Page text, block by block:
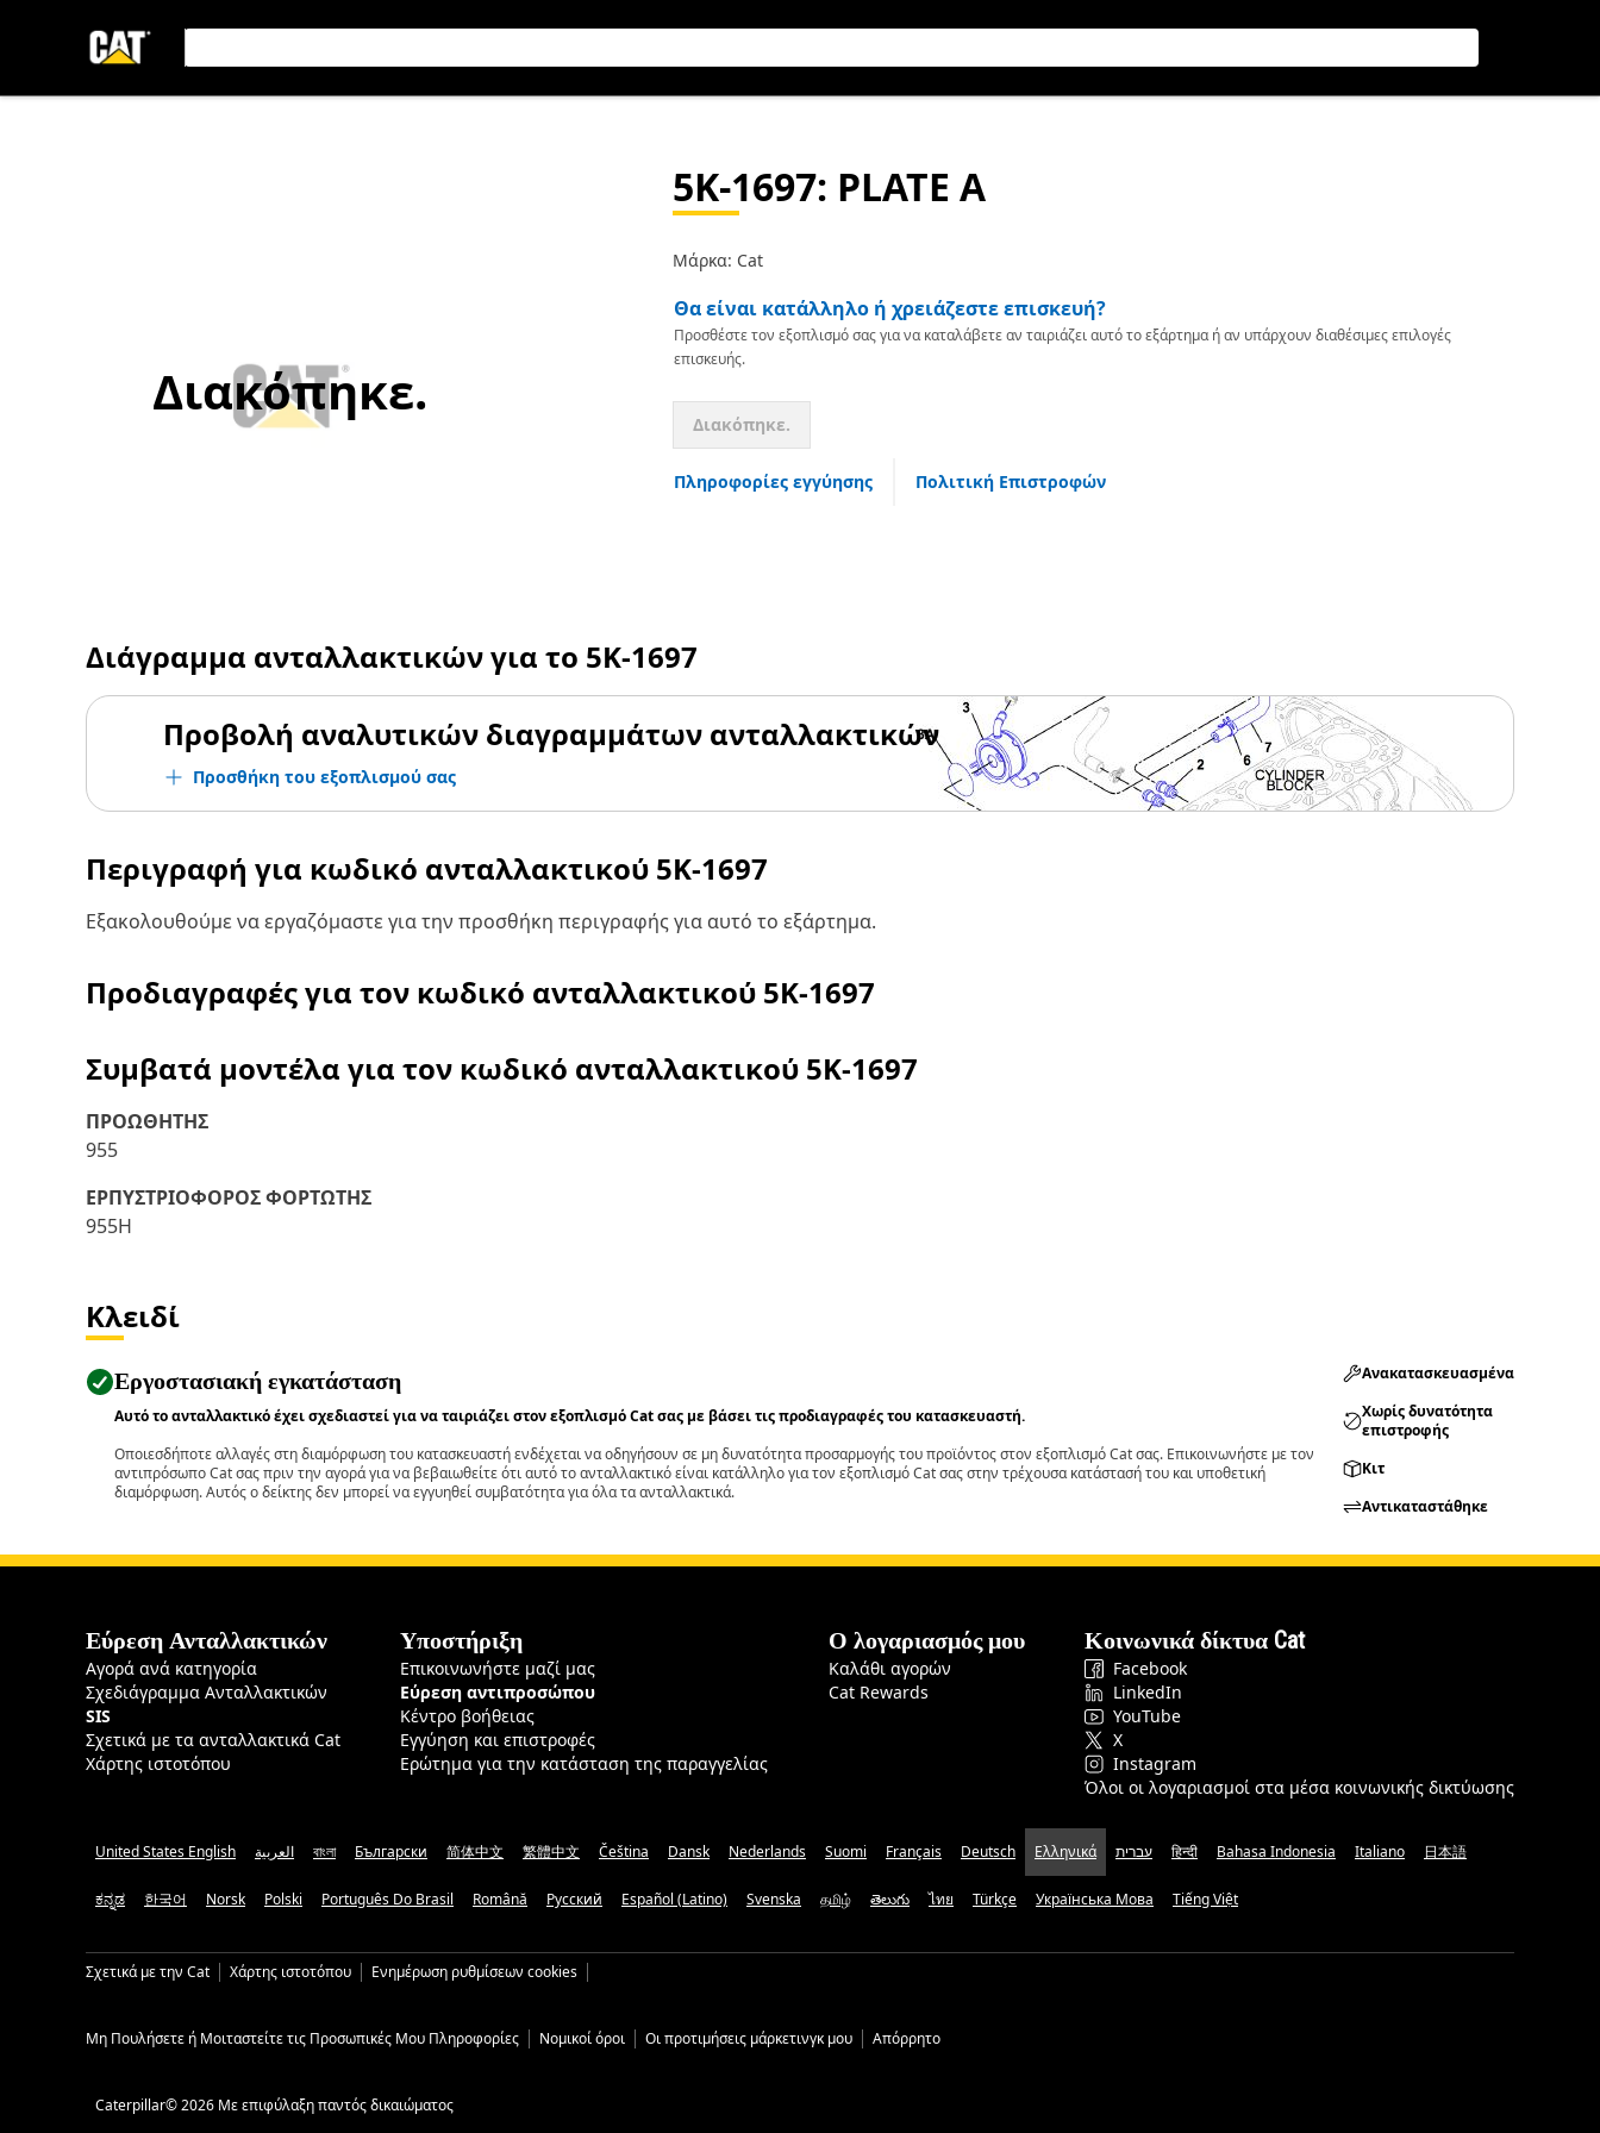
Διακόπηκε.
5K-1697: PLATE A
Μάρκα: Cat
Θα είναι κατάλληλο ή χρειάζεστε επισκευή?
Προσθέστε τον εξοπλισμό σας για να καταλάβετε αν ταιριάζει αυτό το εξάρτημα ή αν υπάρχουν διαθέσιμες επιλογές
επισκευής.
Διακόπηκε.
Πληροφορίες εγγύησης Πολιτική Επιστροφών
Διάγραμμα ανταλλακτικών για το 5K-1697
Προβολή αναλυτικών διαγραμμάτων ανταλλακτικών
Προσθήκη του εξοπλισμού σας
Περιγραφή για κωδικό ανταλλακτικού 5K-1697
Εξακολουθούμε να εργαζόμαστε για την προσθήκη περιγραφής για αυτό το εξάρτημα.
Προδιαγραφές για τον κωδικό ανταλλακτικού 5K-1697
Συμβατά μοντέλα για τον κωδικό ανταλλακτικού 5K-1697
ΠΡΟΩΘΗΤΗΣ
955
ΕΡΠΥΣΤΡΙΟΦΟΡΟΣ ΦΟΡΤΩΤΗΣ
955H
Κλειδί
Εργοστασιακή εγκατάσταση
Αυτό το ανταλλακτικό έχει σχεδιαστεί για να ταιριάζει στον εξοπλισμό Cat σας με βάσει τις προδιαγραφές του κατασκευαστή.
Οποιεσδήποτε αλλαγές στη διαμόρφωση του κατασκευαστή ενδέχεται να οδηγήσουν σε μη δυνατότητα προσαρμογής του προϊόντος στον εξοπλισμό Cat σας. Επικοινωνήστε με τον
αντιπρόσωπο Cat σας πριν την αγορά για να βεβαιωθείτε ότι αυτό το ανταλλακτικό είναι κατάλληλο για τον εξοπλισμό Cat σας στην τρέχουσα κατάστασή του και υποθετική
διαμόρφωση. Αυτός ο δείκτης δεν μπορεί να εγγυηθεί συμβατότητα για όλα τα ανταλλακτικά.
Ανακατασκευασμένα
Χωρίς δυνατότητα
επιστροφής
Κιτ
Αντικαταστάθηκε
Εύρεση Ανταλλακτικών
Αγορά ανά κατηγορία
Σχεδιάγραμμα Ανταλλακτικών
SIS
Σχετικά με τα ανταλλακτικά Cat
Χάρτης ιστοτόπου
Υποστήριξη
Επικοινωνήστε μαζί μας
Εύρεση αντιπροσώπου
Κέντρο βοήθειας
Εγγύηση και επιστροφές
Ερώτημα για την κατάσταση της παραγγελίας
Ο λογαριασμός μου
Καλάθι αγορών
Cat Rewards
Κοινωνικά δίκτυα Cat
Facebook
LinkedIn
YouTube
X
Instagram
Όλοι οι λογαριασμοί στα μέσα κοινωνικής δικτύωσης
United States English العربية বাংলা Български 简体中文 繁體中文 Čeština Dansk Nederlands Suomi Français Deutsch Ελληνικά עברית हिन्दी Bahasa Indonesia Italiano 日本語
ಕನ್ನಡ 한국어 Norsk Polski Português Do Brasil Română Русский Español (Latino) Svenska தமிழ் తెలుగు ไทย Türkçe Українська Мова Tiếng Việt
Σχετικά με την Cat Χάρτης ιστοτόπου Ενημέρωση ρυθμίσεων cookies
Μη Πουλήσετε ή Μοιταστείτε τις Προσωπικές Μου Πληροφορίες Νομικοί όροι Οι προτιμήσεις μάρκετινγκ μου Απόρρητο
Caterpillar© 2026 Με επιφύλαξη παντός δικαιώματος